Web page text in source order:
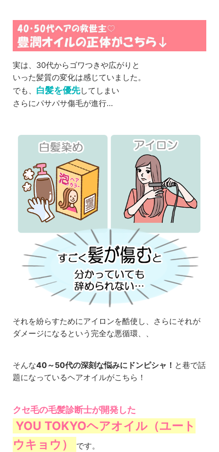
実は、30代からゴワつきや広がりと
いった髪質の変化は感じていました。
でも、 白髪を優先してしまい
さらにパサパサ傷毛が進行…
それを紛らすためにアイロンを酷使し、さらにそれが
ダメージになるという完全な悪循環、、
そんな40～50代の深刻な悩みにドンピシャ！ と巷で話
題になっているヘアオイルがこちら！
クセ毛の毛髪診断士が開発した
YOU TOKYOヘアオイル（ユート
ウキョウ）
です。